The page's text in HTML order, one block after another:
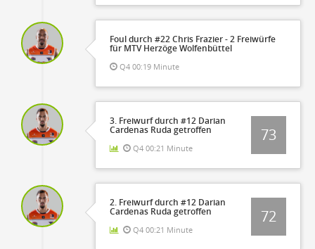
Foul durch #22 Chris Frazier - 2 Freiwürfe
für MTV Herzöge Wolfenbüttel
Q4 00:19 Minute
3. Freiwurf durch #12 Darian
Cardenas Ruda getroffen
Q4 00:21 Minute
73
2. Freiwurf durch #12 Darian
Cardenas Ruda getroffen
Q4 00:21 Minute
72